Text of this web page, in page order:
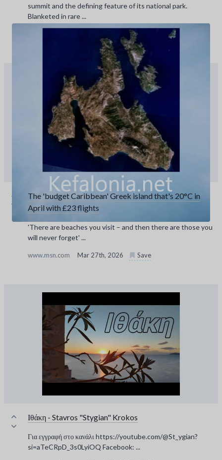
summit and the defining feature of its national park.
Blanketed in rare ...
Apr 2nd, 2026
The 'budget Caribbean' Greek island that's 20°C in
April with £23 flights
'There are beaches you visit – and then there are those you
will never forget' ...
www.msn.com Mar 27th, 2026 Save
Ιθάκη - Stavros "Stygian" Krokos
Για εγγραφή στο κανάλι https://youtube.com/@St_ygian?
si=aTeCRpD_3s0LyiOQ Facebook: ...